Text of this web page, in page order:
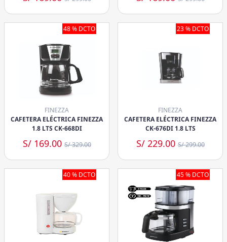
48 % DCTO
FINEZZA
CAFETERA ELÉCTRICA FINEZZA
1.8 LTS CK-668DI
S/ 169.00S/ 329.00
23 % DCTO
FINEZZA
CAFETERA ELÉCTRICA FINEZZA
CK-676DI 1.8 LTS
S/ 229.00S/ 299.00
40 % DCTO 45 % DCTO